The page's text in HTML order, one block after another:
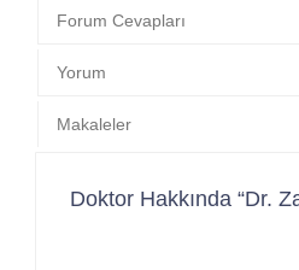
Forum Cevapları
Yorum
Makaleler
Doktor Hakkında “Dr.